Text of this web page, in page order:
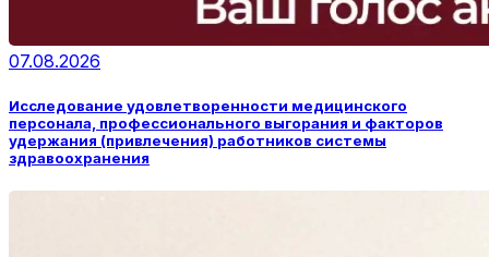
07.08.2026
Исследование удовлетворенности медицинского
персонала, профессионального выгорания и факторов
удержания (привлечения) работников системы
здравоохранения